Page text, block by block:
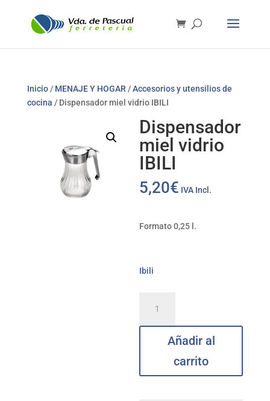
Inicio/ MENAJE Y HOGAR /Accesorios y utensilios de
cocina / Dispensador miel vidrio IBILI
Dispensador
miel vidrio
IBILI
5,20€ IVA Incl.
Formato 0,25 l.
Ibili
vidrio
Añadir al
carrito